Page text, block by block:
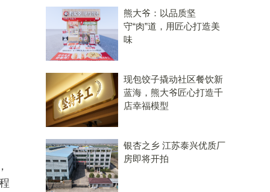
熊大爷：以品质坚
守“肉”道，用匠心打造美
味
现包饺子撬动社区餐饮新
蓝海，熊大爷匠心打造千
店幸福模型
银杏之乡 江苏泰兴优质厂
房即将开拍